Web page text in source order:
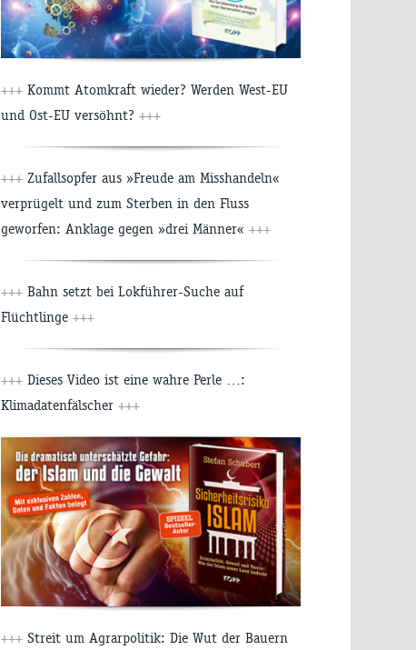
+++ Kommt Atomkraft wieder? Werden West-EU
und Ost-EU versöhnt? +++
+++ Zufallsopfer aus »Freude am Misshandeln«
verprügelt und zum Sterben in den Fluss
geworfen: Anklage gegen »drei Männer« +++
+++ Bahn setzt bei Lokführer-Suche auf
Flüchtlinge +++
+++ Dieses Video ist eine wahre Perle …:
Klimadatenfälscher +++
+++ Streit um Agrarpolitik: Die Wut der Bauern